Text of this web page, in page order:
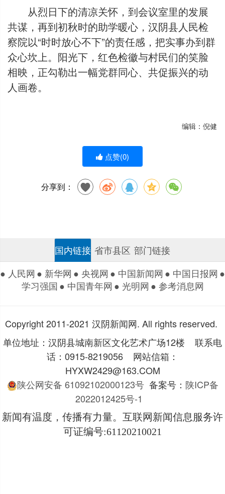
从烈日下的清凉关怀，到会议室里的发展
共谋，再到初秋时的助学暖心，汉阴县人民检
察院以“时时放心不下”的责任感，把实事办到群
众心坎上。阳光下，红色检徽与村民们的笑脸
相映，正勾勒出一幅党群同心、共促振兴的动
人画卷。
编辑：倪健
点赞(0)
分享到：
国内链接 省市县区 部门链接
● 人民网 ● 新华网 ● 央视网 ● 中国新闻网 ● 中国日报网 ●
学习强国● 中国青年网 ● 光明网 ● 参考消息网
Copyright 2011-2021 汉阴新闻网. All rights reserved.
单位地址：汉阴县城南新区文化艺术广场12楼 联系电
话：0915-8219056 网站信箱：
HYXW2429@163.COM
陕公网安备 61092102000123号备案号： 陕ICP备
2022012425号-1
新闻有温度，传播有力量。互联网新闻信息服务许
可证编号:61120210021